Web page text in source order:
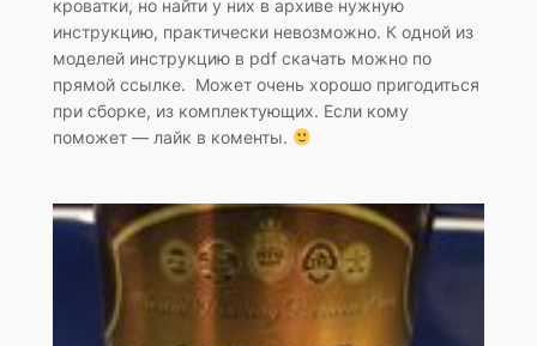
кроватки, но найти у них в архиве нужную
инструкцию, практически невозможно. К одной из
моделей инструкцию в pdf скачать можно по
прямой ссылке. Может очень хорошо пригодиться
при сборке, из комплектующих. Если кому
поможет — лайк в коменты.